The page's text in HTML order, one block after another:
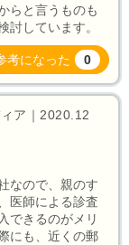
らと言うものも
討しています。
考になった 0
ア｜2020.12
なので、親のす
医師による診査
できるのがメリ
にも、近くの郵